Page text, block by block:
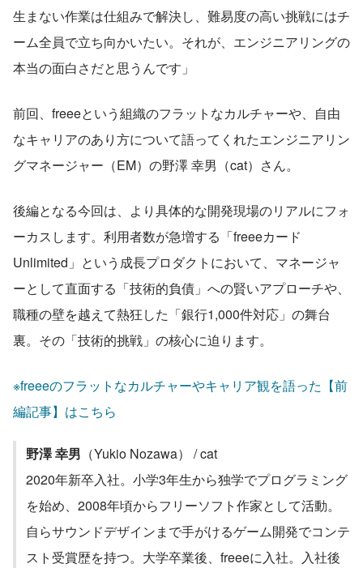
生まない作業は仕組みで解決し、難易度の高い挑戦にはチ
ーム全員で立ち向かいたい。それが、エンジニアリングの
本当の面白さだと思うんです」
前回、freeeという組織のフラットなカルチャーや、自由
なキャリアのあり方について語ってくれたエンジニアリン
グマネージャー（EM）の野澤 幸男（cat）さん。
後編となる今回は、より具体的な開発現場のリアルにフォ
ーカスします。利用者数が急増する「freeeカード
Unlimited」という成長プロダクトにおいて、マネージャ
ーとして直面する「技術的負債」への賢いアプローチや、
職種の壁を越えて熱狂した「銀行1,000件対応」の舞台
裏。その「技術的挑戦」の核心に迫ります。
※freeeのフラットなカルチャーやキャリア観を語った【前
編記事】はこちら
野澤 幸男 （Yukio Nozawa） / cat
2020年新卒入社。小学3年生から独学でプログラミング
を始め、2008年頃からフリーソフト作家として活動。
自らサウンドデザインまで手がけるゲーム開発でコンテ
スト受賞歴を持つ。大学卒業後、freeeに入社。入社後